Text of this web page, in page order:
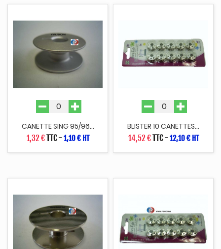
CANETTE SING 95/96...
1,32 €TTC-1,10 € HT
BLISTER 10 CANETTES...
14,52 €TTC-12,10 € HT